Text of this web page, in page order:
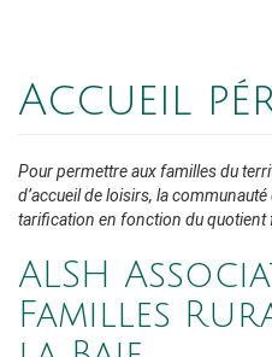
Accueil
Pour permettre aux familles du
d’accueil de loisirs, la
tarification en fonction du quotient
ALSH
Familles